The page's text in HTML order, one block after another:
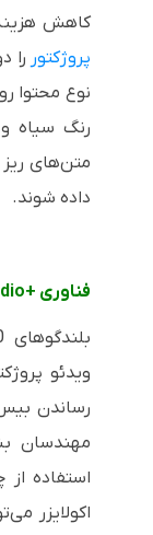
کاهش
پروژکتور را
نوع محتوا
رنگ سیاه
متن‌های
داده شوند.
فناوری
ویدئو
رساندن
مهندسان
استفاده
اکولایزر